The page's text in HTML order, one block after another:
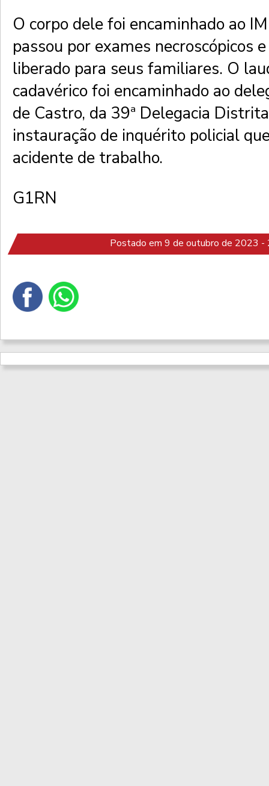
O corpo dele foi encaminhado ao
passou por exames necroscópicos
liberado para seus familiares. O
cadavérico foi encaminhado ao
de Castro, da 39ª Delegacia
instauração de inquérito policial
acidente de trabalho.
G1RN
Postado em 9 de outubro de 2023 -